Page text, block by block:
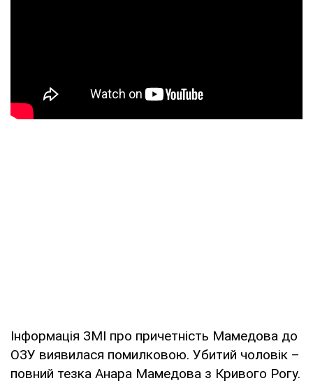
Інформація ЗМІ про причетність Мамедова до
ОЗУ виявилася помилковою. Убитий чоловік –
повний тезка Анара Мамедова з Кривого Рогу.